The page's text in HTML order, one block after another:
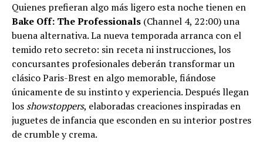
Quienes prefieran algo más ligero esta noche tienen en
Bake Off: The Professionals (Channel 4, 22:00) una
buena alternativa. La nueva temporada arranca con el
temido reto secreto: sin receta ni instrucciones, los
concursantes profesionales deberán transformar un
clásico Paris-Brest en algo memorable, fiándose
únicamente de su instinto y experiencia. Después llegan
los showstoppers, elaboradas creaciones inspiradas en
juguetes de infancia que esconden en su interior postres
de crumble y crema.